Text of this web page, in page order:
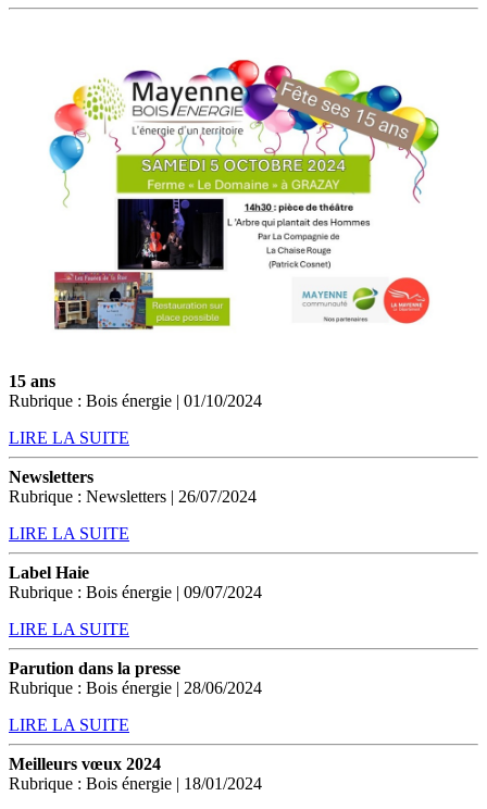
15 ans
Rubrique : Bois énergie | 01/10/2024
LIRE LA SUITE
Newsletters
Rubrique : Newsletters | 26/07/2024
LIRE LA SUITE
Label Haie
Rubrique : Bois énergie | 09/07/2024
LIRE LA SUITE
Parution dans la presse
Rubrique : Bois énergie | 28/06/2024
LIRE LA SUITE
Meilleurs vœux 2024
Rubrique : Bois énergie | 18/01/2024